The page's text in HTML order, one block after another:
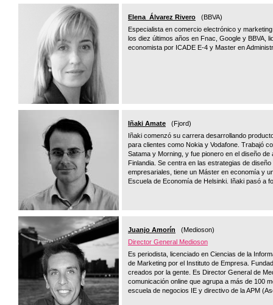
Elena Álvarez Rivero (BBVA)
Especialista en comercio electrónico y
los diez últimos años en Fnac, Google y BBVA,
economista por ICADE E-4 y Master en
Iñaki Amate (Fjord)
Iñaki comenzó su carrera desarrollando
para clientes como Nokia y Vodafone. Trabajó
Satama y Morning, y fue pionero en el diseño
Finlandia. Se centra en las estrategias de
empresariales, tiene un Máster en economía y
Escuela de Economía de Helsinki. Iñaki pasó a
Juanjo Amorín (Medioson)
Director General Medioson
Es periodista, licenciado en Ciencias de la
de Marketing por el Instituto de Empresa.
creados por la gente. Es Director General de
comunicación online que agrupa a más de 100
escuela de negocios IE y directivo de la APM